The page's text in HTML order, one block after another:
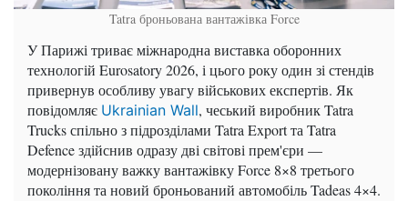
Tatra броньована вантажівка Force
У Парижі триває міжнародна виставка оборонних
технологій Eurosatory 2026, і цього року один зі стендів
привернув особливу увагу військових експертів. Як
повідомляє Ukrainian Wall, чеський виробник Tatra
Trucks спільно з підрозділами Tatra Export та Tatra
Defence здійснив одразу дві світові прем'єри —
модернізовану важку вантажівку Force 8×8 третього
покоління та новий броньований автомобіль Tadeas 4×4.